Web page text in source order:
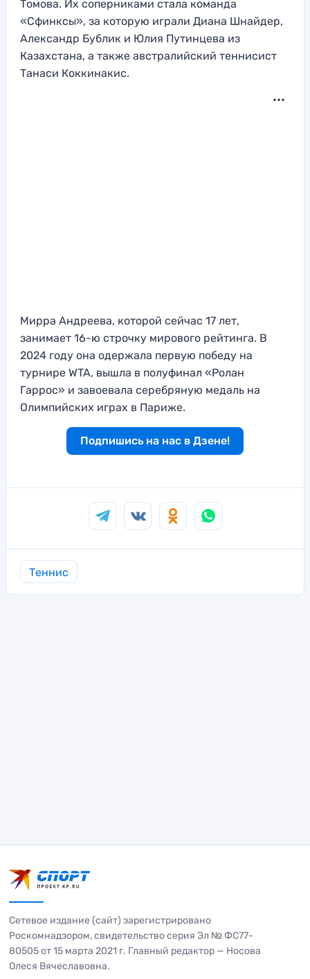
Томова. Их соперниками стала команда
«Сфинксы», за которую играли Диана Шнайдер,
Александр Бублик и Юлия Путинцева из
Казахстана, а также австралийский теннисист
Танаси Коккинакис.
Мирра Андреева, которой сейчас 17 лет,
занимает 16-ю строчку мирового рейтинга. В
2024 году она одержала первую победу на
турнире WTA, вышла в полуфинал «Ролан
Гаррос» и завоевала серебряную медаль на
Олимпийских играх в Париже.
Подпишись на нас в Дзене!
Теннис
Сетевое издание (сайт) зарегистрировано
Роскомнадзором, свидетельство серия Эл № ФС77-
80505 от 15 марта 2021 г. Главный редактор — Носова
Олеся Вячеславовна.